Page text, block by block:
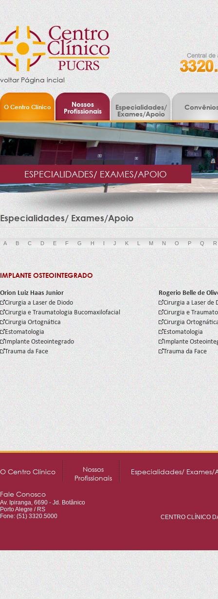
voltar Página incial
O Centro Clínico
Nossos
Profissionais
Especialidades/
Exames/Apoio
ESPECIALIDADES/ EXAMES/APOIO
Especialidades/ Exames/Apoio
A B C D E F G H I J K L M N O P Q R
IMPLANTE OSTEOINTEGRADO
Orion Luiz Haas Junior
Cirurgia a Laser de Diodo
Cirurgia e Traumatologia Bucomaxilofacial
Cirurgia Ortognática
Estomatologia
Implante Osteointegrado
Trauma da Face
Rogerio Belle de
Cirurgia a Laser de
Cirurgia e
Cirurgia
Estomatologia
Implante
Trauma da Face
O Centro Clínico
Nossos
Profissionais
Especialidades/ Exames/
Fale Conosco
Av. Ipiranga, 6690 - Jd. Botânico
Porto Alegre / RS
Fone: (51) 3320.5000
CENTRO CLÍNICO